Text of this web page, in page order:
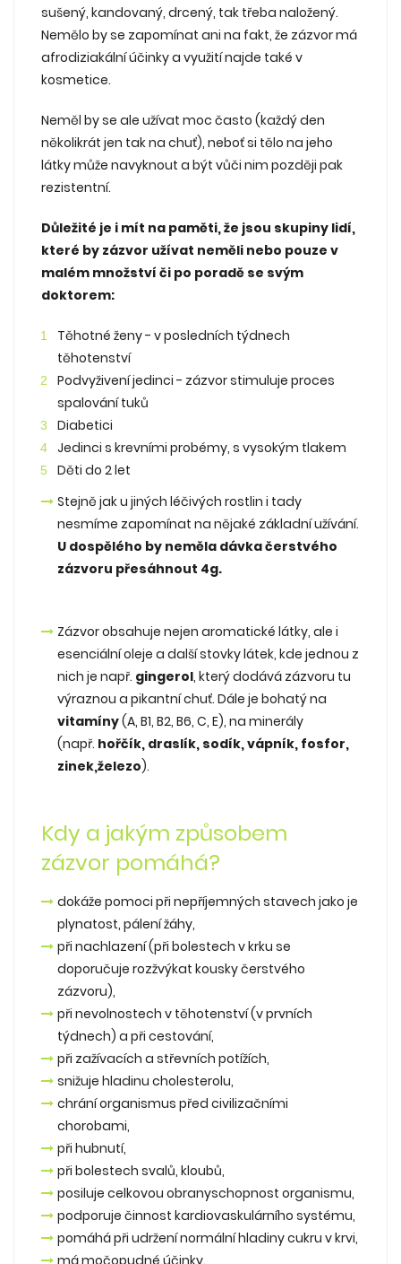
sušený, kandovaný, drcený, tak třeba naložený.
Nemělo by se zapomínat ani na fakt, že zázvor má
afrodiziakální účinky a využití najde také v
kosmetice.
Neměl by se ale užívat moc často (každý den
několikrát jen tak na chuť), neboť si tělo na jeho
látky může navyknout a být vůči nim později pak
rezistentní.
Důležité je i mít na paměti, že jsou skupiny lidí,
které by zázvor užívat neměli nebo pouze v
malém množství či po poradě se svým
doktorem:
Těhotné ženy - v posledních týdnech
těhotenství
Podvyživení jedinci - zázvor stimuluje proces
spalování tuků
Diabetici
Jedinci s krevními probémy, s vysokým tlakem
Děti do 2 let
Stejně jak u jiných léčivých rostlin i tady
nesmíme zapomínat na nějaké základní užívání.
U dospělého by neměla dávka čerstvého
zázvoru přesáhnout 4g.
Zázvor obsahuje nejen aromatické látky, ale i
esenciální oleje a další stovky látek, kde jednou z
nich je např. gingerol, který dodává zázvoru tu
výraznou a pikantní chuť. Dále je bohatý na
vitamíny(A, B1, B2, B6, C, E), na minerály
(např. hořčík, draslík, sodík, vápník, fosfor,
zinek,železo).
Kdy a jakým způsobem
zázvor pomáhá?
dokáže pomoci při nepříjemných stavech jako je
plynatost, pálení žáhy,
při nachlazení (při bolestech v krku se
doporučuje rozžvýkat kousky čerstvého
zázvoru),
při nevolnostech v těhotenství (v prvních
týdnech) a při cestování,
při zažívacích a střevních potížích,
snižuje hladinu cholesterolu,
chrání organismus před civilizačními
chorobami,
při hubnutí,
při bolestech svalů, kloubů,
posiluje celkovou obranyschopnost organismu,
podporuje činnost kardiovaskulárního systému,
pomáhá při udržení normální hladiny cukru v krvi,
má močopudné účinky.